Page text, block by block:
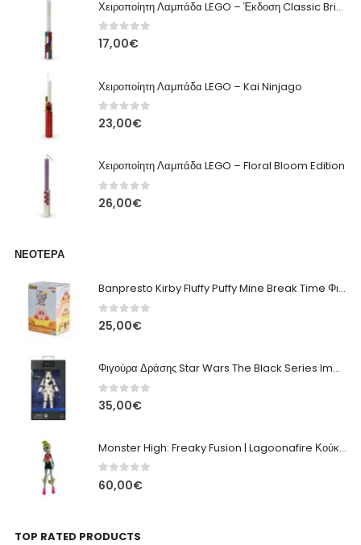
Χειροποίητη Λαμπάδα LEGO – Έκδοση Classic Brick
0out of 5
17,00€
Χειροποίητη Λαμπάδα LEGO – Kai Ninjago
0out of 5
23,00€
Χειροποίητη Λαμπάδα LEGO – Floral Bloom Edition
0out of 5
26,00€
ΝΕΌΤΕΡΑ
Banpresto Kirby Fluffy Puffy Mine Break Time Φιγούρα – Α' Έκδοση
0out of 5
25,00€
Φιγούρα Δράσης Star Wars The Black Series Imperial Remnant Stormtrooper #05
0out of 5
35,00€
Monster High: Freaky Fusion | Lagoonafire Κούκλα Mattel 2013 - 28εκ
0 out of 5
60,00€
TOP RATED PRODUCTS